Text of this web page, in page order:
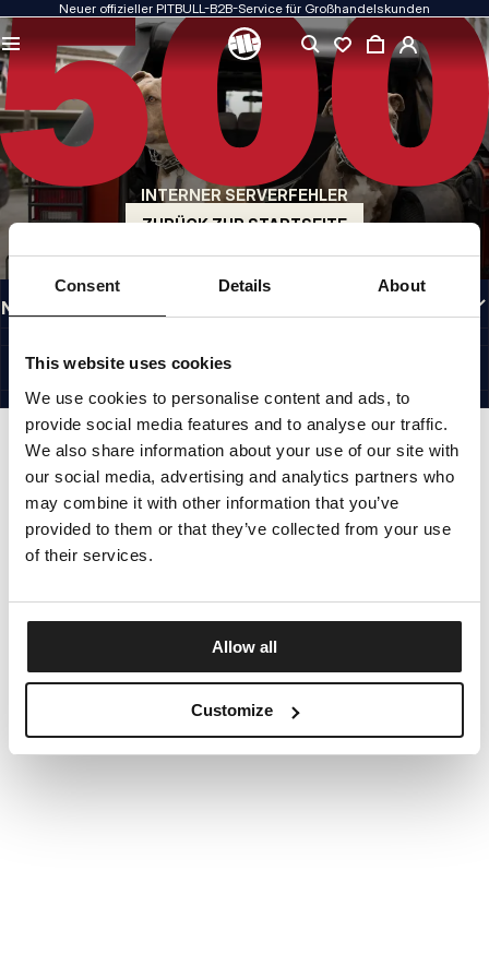
Consent Details About
This website uses cookies
We use cookies to personalise content and ads, to
provide social media features and to analyse our traffic.
We also share information about your use of our site with
our social media, advertising and analytics partners who
may combine it with other information that you’ve
provided to them or that they’ve collected from your use
of their services.
Allow all
Customize
Neuer offizieller PITBULL-B2B-Service für Großhandelskunden
INTERNER SERVERFEHLER
ZURÜCK ZUR STARTSEITE
QUALITÄT HAT FÜR UNS PRIORITÄT
Unsere Kleidung fertigen wir mit Leidenschaft. Bei Haltbarkeit, Langlebigkeit der
Materialien und Liebe zum Detail machen wir keine Kompromisse.
US ORIGIN
Unsere Wurzeln reichen zurück ins San Diego der frühen 1990er Jahre. Unser Stil
ist roh, authentisch und kompromisslos.
MARKE MIT CHARAKTER
Unsere Kollektionen werden von Sportlern, Kämpfern und unbeirrbaren
Individualisten gewählt.
INFORMATIONEN
NÜTZLICHE LINKS
©1997 - 2026 PITBULL SP. Z O.O. ALLE RECHTE VORBEHALTEN.
SITE CREDITS
NACH OBEN GEHEN